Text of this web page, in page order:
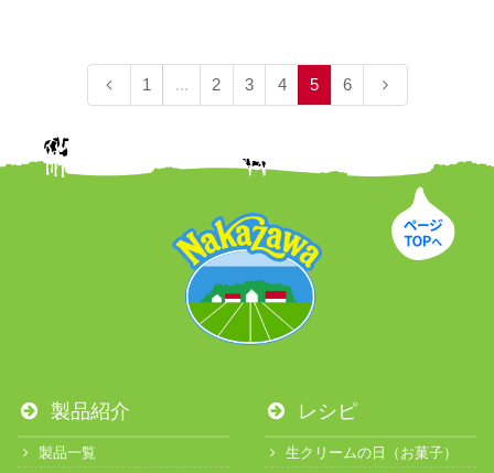
1 ... 2 3 4 5 6
製品紹介
製品一覧
レシピ
生クリームの日（お菓子）